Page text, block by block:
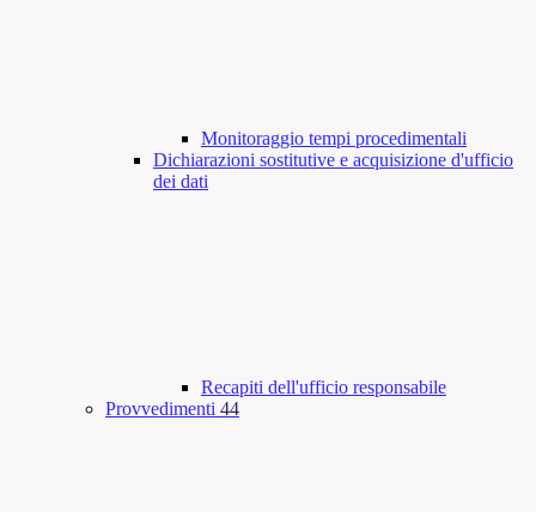
Monitoraggio tempi procedimentali
Dichiarazioni sostitutive e acquisizione d'ufficio
dei dati
Recapiti dell'ufficio responsabile
Provvedimenti 44